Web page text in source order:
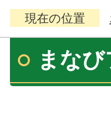
現在の位置
まな